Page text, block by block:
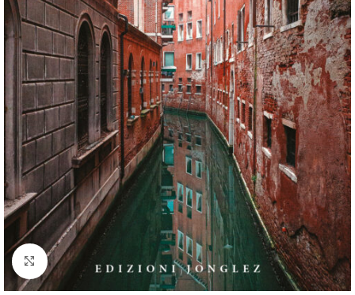
Click to enlarge